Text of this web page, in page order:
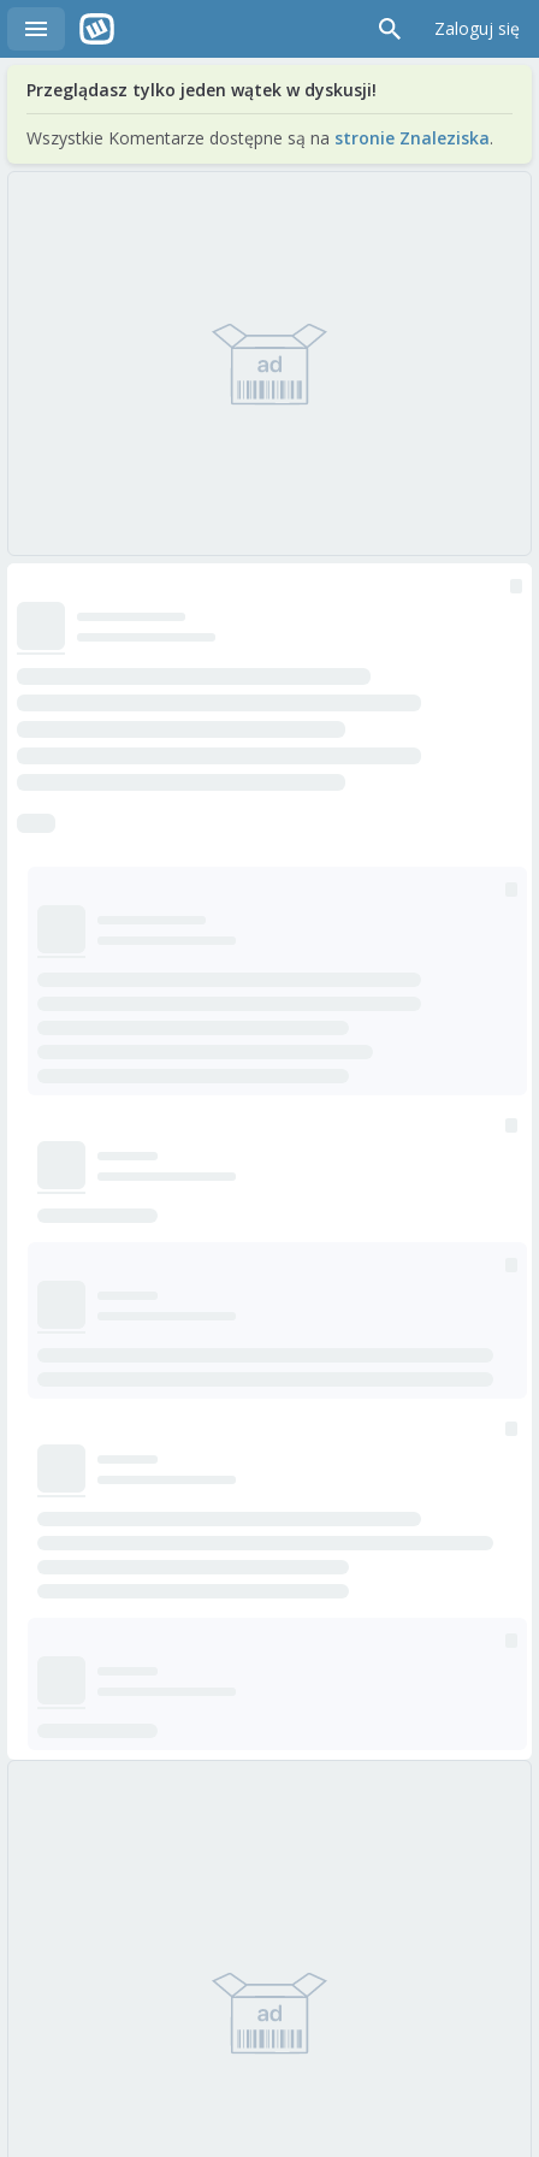
Zaloguj się
Przeglądasz tylko jeden wątek w dyskusji!
Wszystkie Komentarze dostępne są na stronie Znaleziska.